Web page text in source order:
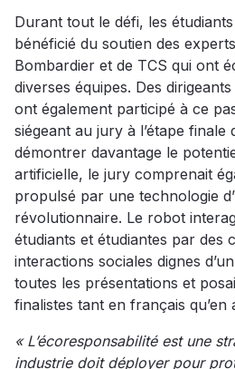
Durant tout le défi, les
bénéficié du soutien des
Bombardier et de TCS qui ont
diverses équipes. Des
ont également participé à ce
siégeant au jury à l’étape
démontrer davantage le
artificielle, le jury comprenait
propulsé par une technologie
révolutionnaire. Le robot
étudiants et étudiantes par des
interactions sociales dignes
toutes les présentations et
finalistes tant en français qu’en
« L’écoresponsabilité est une
industrie doit déployer pour